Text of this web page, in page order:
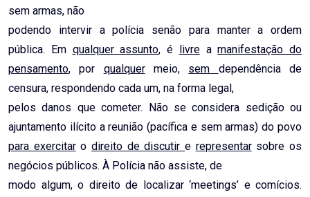
sem armas, não
podendo intervir a polícia senão para manter a ordem
pública. Em qualquer assunto, é livreamanifestação do
pensamento, por qualquermeio, sem dependência de
censura, respondendo cada um, na forma legal,
pelos danos que cometer. Não se considera sedição ou
ajuntamento ilícito a reunião (pacífica e sem armas) do povo
para exercitarodireito de discutire representarsobre os
negócios públicos. À Polícia não assiste, de
modo algum, o direito de localizar ‘meetings’ e comícios.